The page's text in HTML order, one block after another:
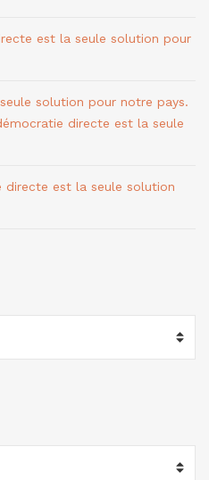
est la seule solution pour
solution pour notre pays.
directe est la seule
directe est la seule solution